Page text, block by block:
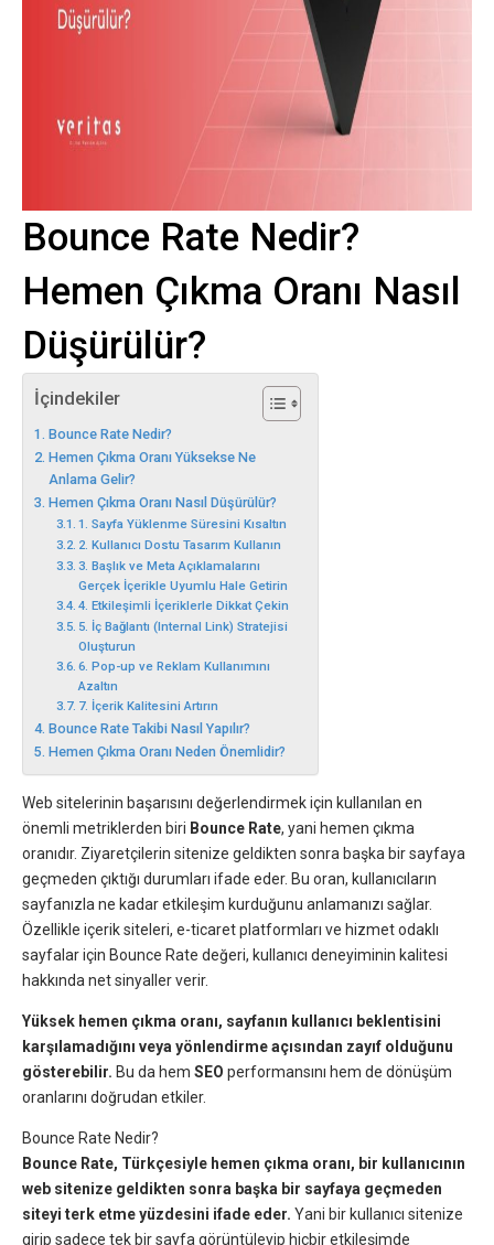
Bounce Rate Nedir?
Hemen Çıkma Oranı Nasıl
Düşürülür?
İçindekiler
Bounce Rate Nedir?
Hemen Çıkma Oranı Yüksekse Ne
Anlama Gelir?
Hemen Çıkma Oranı Nasıl Düşürülür?
1. Sayfa Yüklenme Süresini Kısaltın
2. Kullanıcı Dostu Tasarım Kullanın
3. Başlık ve Meta Açıklamalarını
Gerçek İçerikle Uyumlu Hale Getirin
4. Etkileşimli İçeriklerle Dikkat Çekin
5. İç Bağlantı (Internal Link) Stratejisi
Oluşturun
6. Pop-up ve Reklam Kullanımını
Azaltın
7. İçerik Kalitesini Artırın
Bounce Rate Takibi Nasıl Yapılır?
Hemen Çıkma Oranı Neden Önemlidir?
Web sitelerinin başarısını değerlendirmek için kullanılan en
önemli metriklerden biri Bounce Rate, yani hemen çıkma
oranıdır. Ziyaretçilerin sitenize geldikten sonra başka bir sayfaya
geçmeden çıktığı durumları ifade eder. Bu oran, kullanıcıların
sayfanızla ne kadar etkileşim kurduğunu anlamanızı sağlar.
Özellikle içerik siteleri, e-ticaret platformları ve hizmet odaklı
sayfalar için Bounce Rate değeri, kullanıcı deneyiminin kalitesi
hakkında net sinyaller verir.
Yüksek hemen çıkma oranı, sayfanın kullanıcı beklentisini
karşılamadığını veya yönlendirme açısından zayıf olduğunu
gösterebilir. Bu da hem SEO performansını hem de dönüşüm
oranlarını doğrudan etkiler.
Bounce Rate Nedir?
Bounce Rate, Türkçesiyle hemen çıkma oranı, bir kullanıcının
web sitenize geldikten sonra başka bir sayfaya geçmeden
siteyi terk etme yüzdesini ifade eder. Yani bir kullanıcı sitenize
girip sadece tek bir sayfa görüntüleyip hiçbir etkileşimde